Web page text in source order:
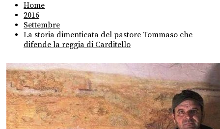
Home
2016
Settembre
La storia dimenticata del pastore Tommaso che
difende la reggia di Carditello